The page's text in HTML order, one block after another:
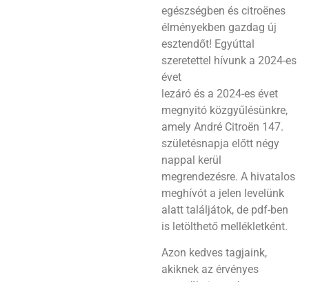
egészségben és citroënes
élményekben gazdag új
esztendőt! Egyúttal
szeretettel hívunk a 2024-es
évet
lezáró és a 2024-es évet
megnyitó közgyűlésünkre,
amely André Citroën 147.
születésnapja előtt négy
nappal kerül
megrendezésre. A hivatalos
meghívót a jelen levelünk
alatt találjátok, de pdf-ben
is letölthető mellékletként.
Azon kedves tagjaink,
akiknek az érvényes